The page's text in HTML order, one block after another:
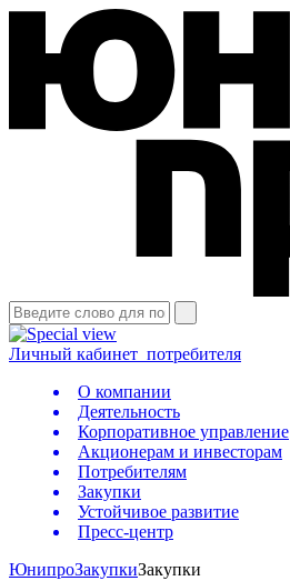
Личный кабинет потребителя
О компании
Деятельность
Корпоративное управление
Акционерам и инвесторам
Потребителям
Закупки
Устойчивое развитие
Пресс-центр
ЮнипроЗакупкиЗакупки